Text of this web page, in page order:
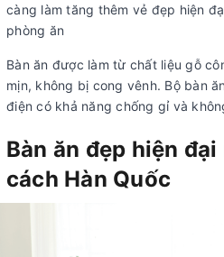
càng làm tăng thêm vẻ đẹp hiện
phòng ăn
Bàn ăn được làm từ chất liệu gỗ
mịn, không bị cong vênh. Bộ bàn
điện có khả năng chống gỉ và
Bàn ăn đẹp hiện
cách Hàn Quốc